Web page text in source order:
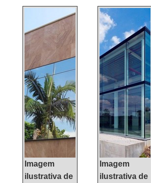
INFORMAÇÕES
RELEVANTES SOBRE
FACHADA CORTINAQuem
precisa de fachada cortina
de qualidade, tem que
conhecer a KCG ALUMÍNIO.
É possível encontrar janelas
de correr e janelas maxim
ar, focando em tecnologia e
desenvolvimento no que
gera resultado ao c...
Imagem
ilustrativa de
Imagem
ilustrativa de